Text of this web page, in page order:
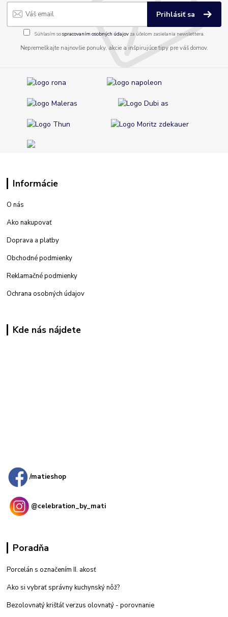
Prihlásiť sa
Súhlasím sospracovaním osobných údajov za účelom zasielania newslettera.
Nepremeškajte najnovšie ponuky, akcie a inšpirujúce tipy pre váš domov.
Informácie
O nás
Ako nakupovať
Doprava a platby
Obchodné podmienky
Reklamačné podmienky
Ochrana osobných údajov
Kde nás nájdete
/matieshop
@celebration_by_mati
Poradňa
Porcelán s označením II. akosť
Ako si vybrať správny kuchynský nôž?
Bezolovnatý krištáľ verzus olovnatý - porovnanie